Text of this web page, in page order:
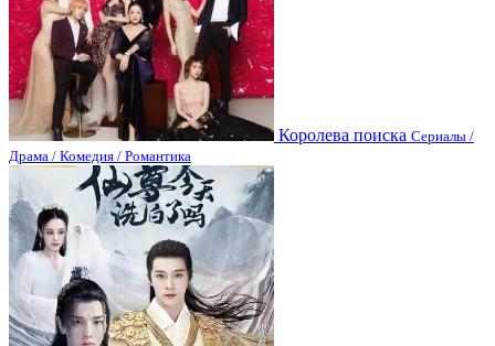
Королева поиска Сериалы /
Драма / Комедия / Романтика